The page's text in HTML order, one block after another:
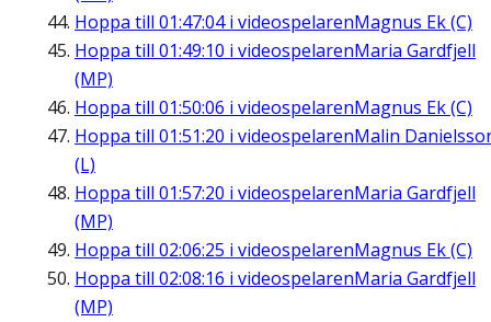
Hoppa till 01:47:04i videospelarenMagnus Ek (C)
Hoppa till 01:49:10 i videospelarenMaria Gardfjell
(MP)
Hoppa till 01:50:06 i videospelarenMagnus Ek (C)
Hoppa till 01:51:20 i videospelarenMalin
(L)
Hoppa till 01:57:20 i videospelarenMaria Gardfjell
(MP)
Hoppa till 02:06:25 i videospelarenMagnus Ek (C)
Hoppa till 02:08:16 i videospelarenMaria Gardfjell
(MP)